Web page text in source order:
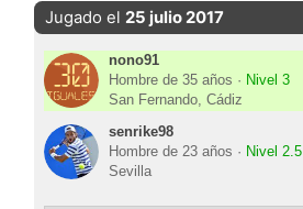
Jugado el 25 julio 2017
nono91
Hombre de 35 años · Nivel 3
San Fernando, Cádiz
senrike98
Hombre de 23 años · Nivel 2.5
Sevilla